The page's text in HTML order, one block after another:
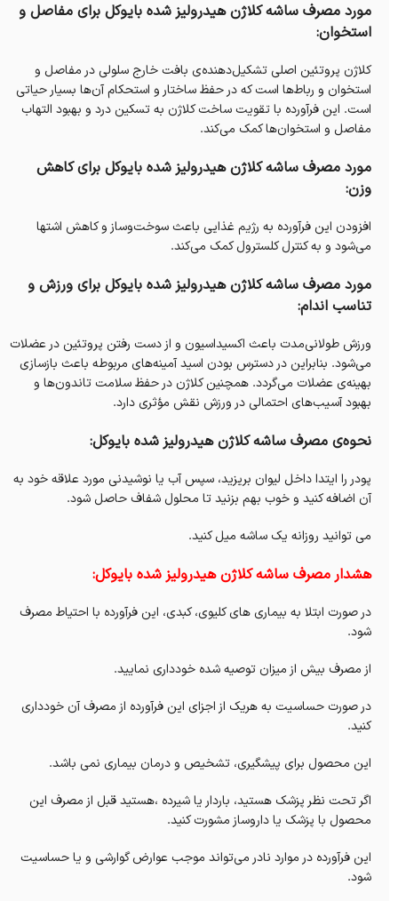
مورد مصرف ساشه کلاژن هیدرولیز شده‌ بایوکل برای مفاصل و
استخوان:
کلاژن پروتئین اصلی تشکیل‌دهنده‌ی بافت خارج سلولی در مفاصل و
استخوان و رباط‌ها است که در حفظ ساختار و استحکام آن‌ها بسیار حیاتی
است. این فرآورده با تقویت ساخت کلاژن به تسکین درد و بهبود التهاب
مفاصل و استخوان‌ها کمک می‌کند.
مورد مصرف ساشه کلاژن هیدرولیز شده‌ بایوکل برای کاهش
وزن:
افزودن این فرآورده به رژیم غذایی باعث سوخت‌و‌ساز و کاهش اشتها
می‌شود و به کنترل کلسترول کمک می‌کند.
مورد مصرف ساشه کلاژن هیدرولیز شده‌ بایوکل برای ورزش و
تناسب اندام:
ورزش طولانی‌مدت باعث اکسیداسیون و از دست رفتن پروتئین در عضلات
می‌شود. بنابراین در دسترس بودن اسید آمینه‌های مربوطه باعث بازسازی
بهینه‌ی عضلات می‌گردد. همچنین کلاژن در حفظ سلامت تاندون‌ها و
بهبود آسیب‌های احتمالی در ورزش نقش مؤثری دارد‌.
نحوه‌ی مصرف ساشه کلاژن هیدرولیز شده بایوکل:
پودر را ایتدا داخل لیوان بریزید، سپس آب یا نوشیدنی مورد علاقه خود به
آن اضافه کنید و خوب بهم بزنید تا محلول شفاف حاصل شود.
می توانید روزانه یک ساشه میل کنید.
هشدار مصرف ساشه کلاژن هیدرولیز شده بایوکل:
در صورت ابتلا به بیماری های کلیوی، کبدی، این فرآورده با احتیاط مصرف
شود.
از مصرف بیش از میزان توصیه شده خودداری نمایید.
در صورت حساسیت به هریک از اجزای این فرآورده از مصرف آن خودداری
کنید.
این محصول برای پیشگیری، تشخیص و درمان بیماری نمی باشد.
اگر تحت نظر پزشک هستید، باردار یا شیرده ،هستید قبل از مصرف این
محصول با پزشک یا داروساز مشورت کنید.
این فرآورده در موارد نادر می‌تواند موجب عوارض گوارشی و یا حساسیت
شود.